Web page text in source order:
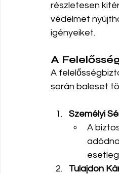
részletesen
védelmet
igényeiket.
A
A
során baleset
Személyi
A
Tulajdon